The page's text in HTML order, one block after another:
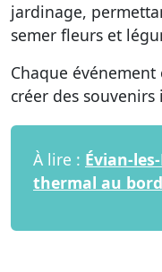
jardinage,
semer fleurs et
Chaque
créer des
À lire : Évian-
thermal au